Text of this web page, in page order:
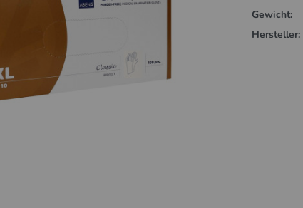
Gewicht:
Hersteller: